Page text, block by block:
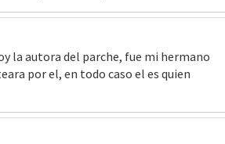
la autora del parche, fue mi hermano
por el, en todo caso el es quien